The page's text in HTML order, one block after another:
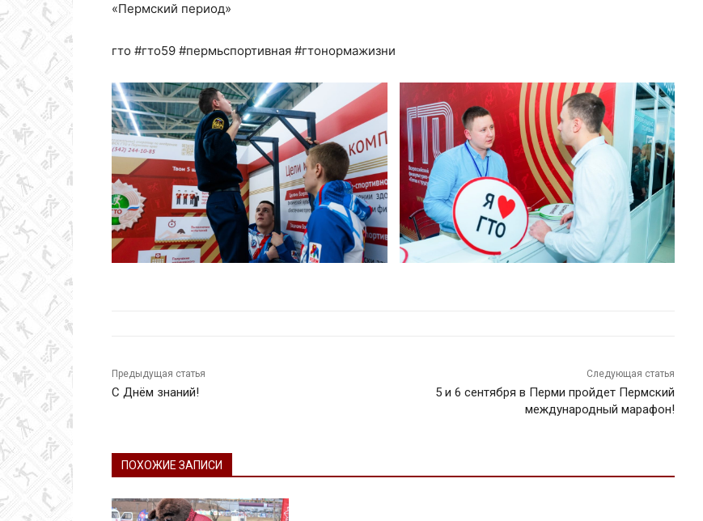
«Пермский период»
гто #гто59 #пермьспортивная #гтонормажизни
Предыдущая статья
С Днём знаний!
Следующая статья
5 и 6 сентября в Перми пройдет Пермский
международный марафон!
ПОХОЖИЕ ЗАПИСИ